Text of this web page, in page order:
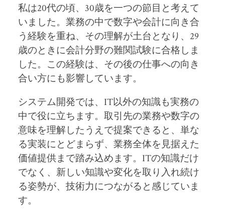
私は20代の頃、30歳を一つの節目と考えて
いました。業務の中で数字や会計に向き合
う経験を重ね、その理解が土台となり、29
歳のときに会計分野の難関試験に合格しま
した。この経験は、その後の仕事への向き
合い方にも影響しています。
システム開発では、IT以外の知識も実務の
中で役に立ちます。取引先の業務や数字の
意味を理解したうえで提案できると、単な
る実装にとどまらず、業務全体を見据えた
価値提供まで踏み込めます。ITの知識だけ
でなく、新しい知識や変化を取り入れ続け
る姿勢が、技術力につながると感じていま
す。